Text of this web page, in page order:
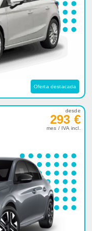
Oferta destacada
desde
293 €
mes / IVA incl.